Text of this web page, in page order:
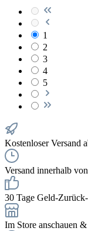
1
2
3
4
5
Kostenloser Versand
Versand innerhalb
30 Tage Geld-
Im Store anschauen